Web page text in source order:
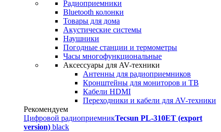
Радиоприемники
Bluetooth колонки
Товары для дома
Акустические системы
Наушники
Погодные станции и термометры
Часы многофункциональные
Аксессуары для AV-техники
Антенны для радиоприемников
Кронштейны для мониторов и ТВ
Кабели HDMI
Переходники и кабели для AV-техники
Рекомендуем
Цифровой радиоприемникTecsun PL-310ET (export
version) black